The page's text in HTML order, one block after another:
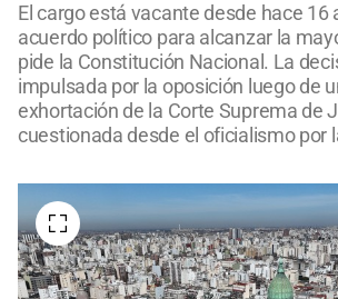
El cargo está vacante desde hace 16
acuerdo político para alcanzar la
pide la Constitución Nacional. La
impulsada por la oposición luego de
exhortación de la Corte Suprema de
cuestionada desde el oficialismo por